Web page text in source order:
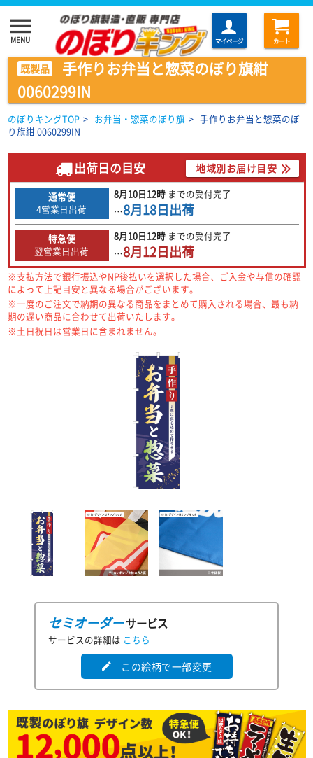
menu
MENU マイページ カート
既製品
手作りお弁当と惣菜のぼり旗紺
0060299IN
のぼりキングTOP > お弁当・惣菜のぼり旗 > 手作りお弁当と惣菜のぼ
り旗紺 0060299IN
出荷日の目安 地域別お届け目安
通常便
4営業日出荷
8月10日12時 までの受付完了
…8月18日出荷
特急便
翌営業日出荷
8月10日12時 までの受付完了
…8月12日出荷
※支払方法で銀行振込やNP後払いを選択した場合、ご入金や与信の確認
によって上記目安と異なる場合がございます。
※一度のご注文で納期の異なる商品をまとめて購入される場合、最も納
期の遅い商品に合わせて出荷いたします。
※土日祝日は営業日に含まれません。
セミオーダーサービス
サービスの詳細は こちら
edit この絵柄で一部変更